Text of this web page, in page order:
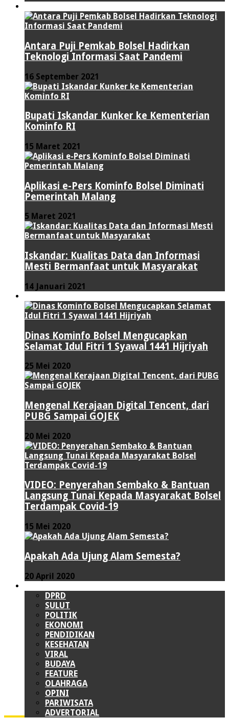
Antara Puji Pemkab Bolsel Hadirkan
Teknologi Informasi Saat Pandemi
16 September 2021
Bupati Iskandar Kunker ke Kementerian
Kominfo RI
15 Maret 2021
Aplikasi e-Pers Kominfo Bolsel Diminati
Pemerintah Malang
5 Maret 2021
Iskandar: Kualitas Data dan Informasi
Mesti Bermanfaat untuk Masyarakat
14 Januari 2021
Dinas Kominfo Bolsel Mengucapkan
Selamat Idul Fitri 1 Syawal 1441 Hijriyah
25 Mei 2020
Mengenal Kerajaan Digital Tencent, dari
PUBG Sampai GOJEK
20 Mei 2020
VIDEO: Penyerahan Sembako & Bantuan
Langsung Tunai Kepada Masyarakat Bolsel
Terdampak Covid-19
15 Mei 2020
Apakah Ada Ujung Alam Semesta?
20 April 2020
DPRD
SULUT
POLITIK
EKONOMI
PENDIDIKAN
KESEHATAN
VIRAL
BUDAYA
FEATURE
OLAHRAGA
OPINI
PARIWISATA
ADVERTORIAL